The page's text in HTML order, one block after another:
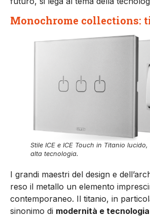
Monochrome collections:
Stile ICE e ICE Touch in Titanio
alta tecnologia.
I grandi maestri del design e
reso il metallo un elemento
contemporaneo. Il titanio, in
sinonimo di modernità e